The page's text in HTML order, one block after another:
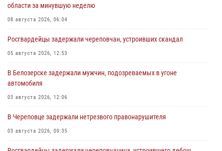
области за минувшую неделю
08 августа 2026, 06:04
Росгвардейцы задержали череповчан, устроивших скандал
05 августа 2026, 12:53
В Белозерске задержали мужчин, подозреваемых в угоне
автомобиля
03 августа 2026, 12:06
В Череповце задержали нетрезвого правонарушителя
03 августа 2026, 09:35